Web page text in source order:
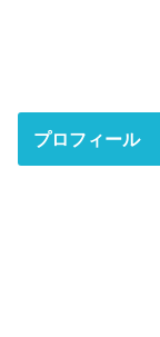
プロフィール